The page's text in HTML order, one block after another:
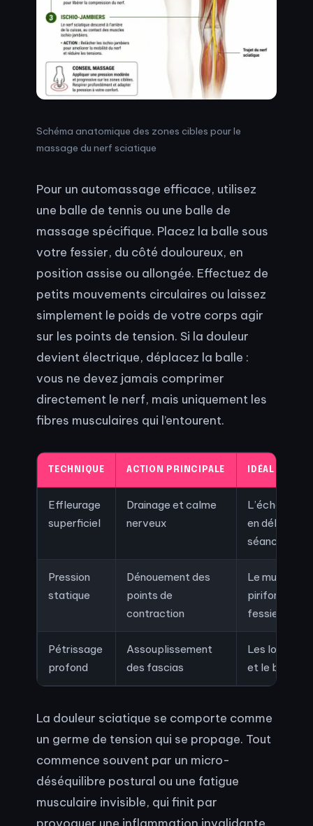
Schéma anatomique des zones cibles pour le
massage du nerf sciatique
Pour un automassage efficace, utilisez
une balle de tennis ou une balle de
massage spécifique. Placez la balle sous
votre fessier, du côté douloureux, en
position assise ou allongée. Effectuez de
petits mouvements circulaires ou laissez
simplement le poids de votre corps agir
sur les points de tension. Si la douleur
devient électrique, déplacez la balle :
vous ne devez jamais comprimer
directement le nerf, mais uniquement les
fibres musculaires qui l’entourent.
TECHNIQUE ACTION PRINCIPALE IDÉAL POUR…
Effleurage
superficiel
Drainage et calme
nerveux
en début de
séance
Pression
statique
Dénouement des
points de
contraction
Le muscle
piriforme et
fessiers
Pétrissage
profond
Assouplissement
des fascias
Les
et le bas du
La douleur sciatique se comporte comme
un germe de tension qui se propage. Tout
commence souvent par un micro-
déséquilibre postural ou une fatigue
musculaire invisible, qui finit par
provoquer une inflammation invalidante.